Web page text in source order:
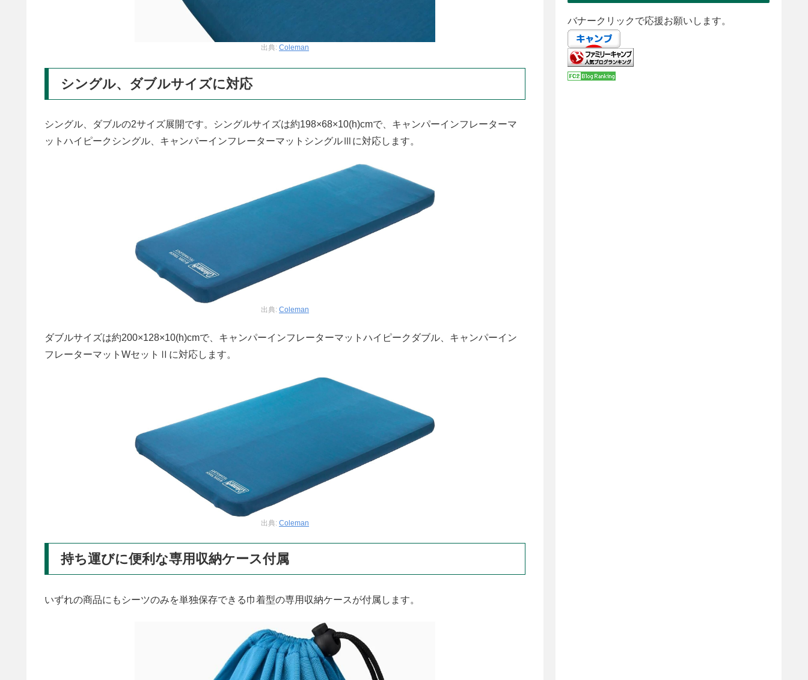
出典: Coleman
シングル、ダブルサイズに対応
シングル、ダブルの2サイズ展開です。シングルサイズは約198×68×10(h)cmで、キャンパーインフレーターマ
ットハイピークシングル、キャンパーインフレーターマットシングルⅢに対応します。
出典: Coleman
ダブルサイズは約200×128×10(h)cmで、キャンパーインフレーターマットハイピークダブル、キャンパーイン
フレーターマットWセットⅡに対応します。
出典: Coleman
持ち運びに便利な専用収納ケース付属
いずれの商品にもシーツのみを単独保存できる巾着型の専用収納ケースが付属します。
バナークリックで応援お願いします。